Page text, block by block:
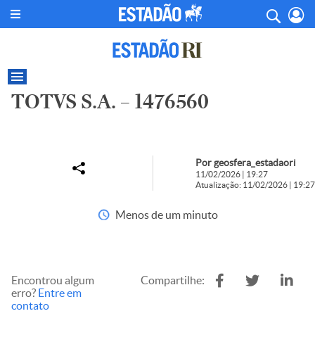
TOTVS S.A. – 1476560
Por geosfera_estadaori
11/02/2026 | 19:27
Atualização: 11/02/2026 | 19:27
Menos de um minuto
Encontrou algum
erro? Entre em
contato
Compartilhe: